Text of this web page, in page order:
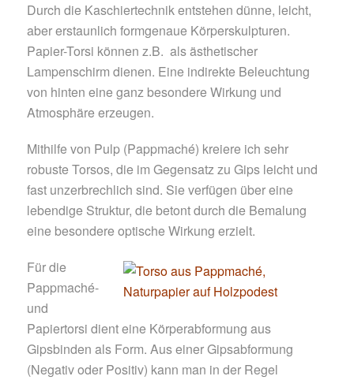
Durch die Kaschiertechnik entstehen dünne, leicht,
aber erstaunlich formgenaue Körperskulpturen.
Papier-Torsi können z.B. als ästhetischer
Lampenschirm dienen. Eine indirekte Beleuchtung
von hinten eine ganz besondere Wirkung und
Atmosphäre erzeugen.
Mithilfe von Pulp (Pappmaché) kreiere ich sehr
robuste Torsos, die im Gegensatz zu Gips leicht und
fast unzerbrechlich sind. Sie verfügen über eine
lebendige Struktur, die betont durch die Bemalung
eine besondere optische Wirkung erzielt.
Für die
Pappmaché-
und
Papiertorsi dient eine Körperabformung aus
Gipsbinden als Form. Aus einer Gipsabformung
(Negativ oder Positiv) kann man in der Regel